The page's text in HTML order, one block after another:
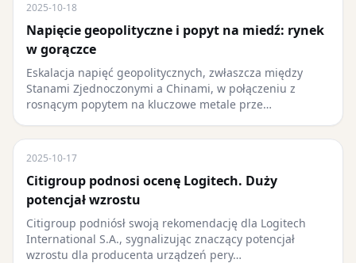
2025-10-18
Napięcie geopolityczne i popyt na miedź: rynek
w gorączce
Eskalacja napięć geopolitycznych, zwłaszcza między
Stanami Zjednoczonymi a Chinami, w połączeniu z
rosnącym popytem na kluczowe metale prze…
2025-10-17
Citigroup podnosi ocenę Logitech. Duży
potencjał wzrostu
Citigroup podniósł swoją rekomendację dla Logitech
International S.A., sygnalizując znaczący potencjał
wzrostu dla producenta urządzeń pery…